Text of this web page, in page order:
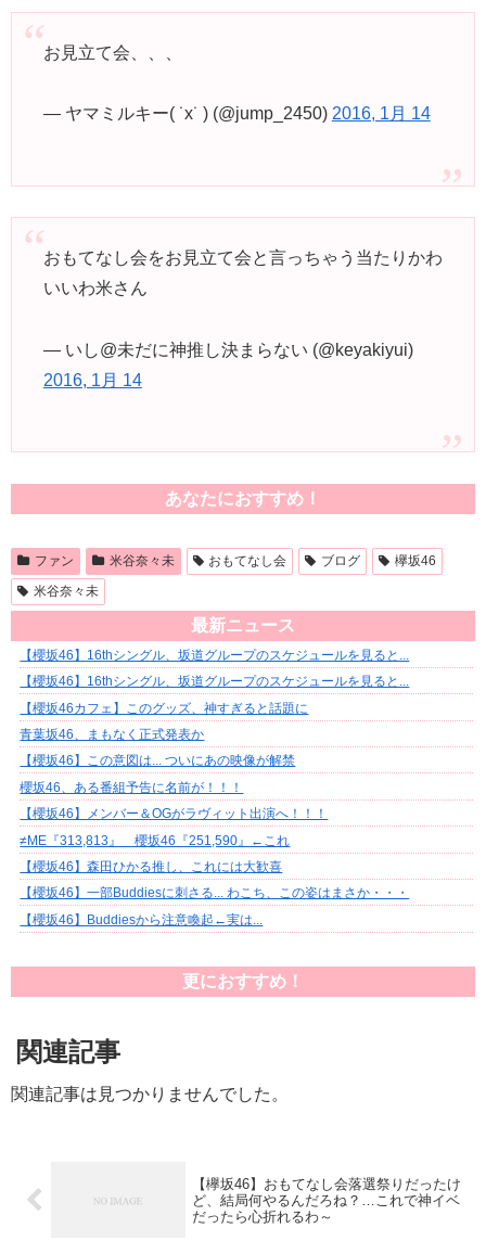
お見立て会、、、
— ヤマミルキー( ˙x˙ ) (@jump_2450) 2016, 1月 14
おもてなし会をお見立て会と言っちゃう当たりかわ
いいわ米さん
— いし@未だに神推し決まらない (@keyakiyui)
2016, 1月 14
あなたにおすすめ！
ファン 米谷奈々未 おもてなし会 ブログ
欅坂46
米谷奈々未
最新ニュース
【櫻坂46】16thシングル、坂道グループのスケジュールを見ると...
【櫻坂46】16thシングル、坂道グループのスケジュールを見ると...
【櫻坂46カフェ】このグッズ、神すぎると話題に
青葉坂46、まもなく正式発表か
【櫻坂46】この意図は... ついにあの映像が解禁
櫻坂46、ある番組予告に名前が！！！
【櫻坂46】メンバー＆OGがラヴィット出演へ！！！
≠ME『313,813』 櫻坂46『251,590』←これ
【櫻坂46】森田ひかる推し、これには大歓喜
【櫻坂46】一部Buddiesに刺さる... わこち、この姿はまさか・・・
【櫻坂46】Buddiesから注意喚起←実は...
更におすすめ！
関連記事
関連記事は見つかりませんでした。
【欅坂46】おもてなし会落選祭りだったけ
ど、結局何やるんだろね？…これで神イベ
だったら心折れるわ～